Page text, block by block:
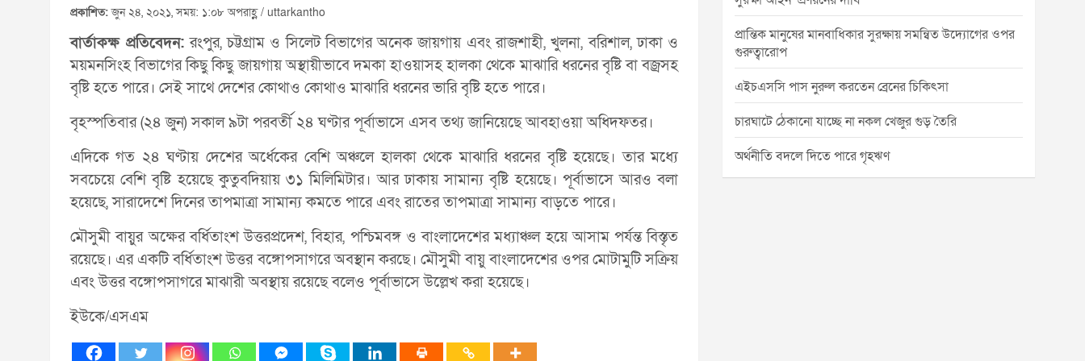
প্রকাশিত:জুন ২৪, ২০২১, সময়: ১:০৮ অপরাহ্ণ / uttarkantho
বার্তাকক্ষ প্রতিবেদন: রংপুর, চট্টগ্রাম ও সিলেট বিভাগের অনেক জায়গায় এবং রাজশাহী, খুলনা, বরিশাল, ঢাকা ও
ময়মনসিংহ বিভাগের কিছু কিছু জায়গায় অস্থায়ীভাবে দমকা হাওয়াসহ হালকা থেকে মাঝারি ধরনের বৃষ্টি বা বজ্রসহ
বৃষ্টি হতে পারে। সেই সাথে দেশের কোথাও কোথাও মাঝারি ধরনের ভারি বৃষ্টি হতে পারে।
বৃহস্পতিবার (২৪ জুন) সকাল ৯টা পরবর্তী ২৪ ঘণ্টার পূর্বাভাসে এসব তথ্য জানিয়েছে আবহাওয়া অধিদফতর।
এদিকে গত ২৪ ঘণ্টায় দেশের অর্ধেকের বেশি অঞ্চলে হালকা থেকে মাঝারি ধরনের বৃষ্টি হয়েছে। তার মধ্যে
সবচেয়ে বেশি বৃষ্টি হয়েছে কুতুবদিয়ায় ৩১ মিলিমিটার। আর ঢাকায় সামান্য বৃষ্টি হয়েছে। পূর্বাভাসে আরও বলা
হয়েছে, সারাদেশে দিনের তাপমাত্রা সামান্য কমতে পারে এবং রাতের তাপমাত্রা সামান্য বাড়তে পারে।
মৌসুমী বায়ুর অক্ষের বর্ধিতাংশ উত্তরপ্রদেশ, বিহার, পশ্চিমবঙ্গ ও বাংলাদেশের মধ্যাঞ্চল হয়ে আসাম পর্যন্ত বিস্তৃত
রয়েছে। এর একটি বর্ধিতাংশ উত্তর বঙ্গোপসাগরে অবস্থান করছে। মৌসুমী বায়ু বাংলাদেশের ওপর মোটামুটি সক্রিয়
এবং উত্তর বঙ্গোপসাগরে মাঝারী অবস্থায় রয়েছে বলেও পূর্বাভাসে উল্লেখ করা হয়েছে।
ইউকে/এসএম
প্রান্তিক মানুষের মানবাধিকার সুরক্ষায় সমন্বিত উদ্যোগের ওপর
গুরুত্বারোপ
এইচএসসি পাস নুরুল করতেন ব্রেনের চিকিৎসা
চারঘাটে ঠেকানো যাচ্ছে না নকল খেজুর গুড় তৈরি
অর্থনীতি বদলে দিতে পারে গৃহঋণ